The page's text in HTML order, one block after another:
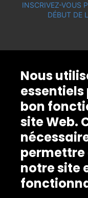
INSCRIVEZ-VOUS
DÉBUT DE
Nous
bon
site Web.
permettre
notre site